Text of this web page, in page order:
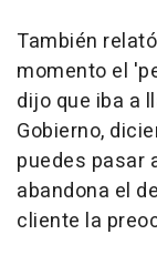
También
momento el
dijo que iba a
Gobierno,
puedes pasar
abandona el
cliente la